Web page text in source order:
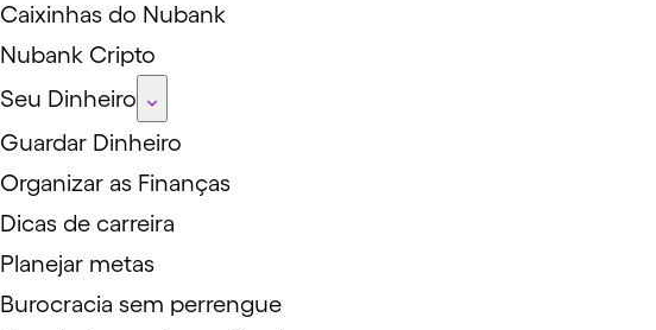
Caixinhas do Nubank
Nubank Cripto
Seu Dinheiro
Guardar Dinheiro
Organizar as Finanças
Dicas de carreira
Planejar metas
Burocracia sem perrengue